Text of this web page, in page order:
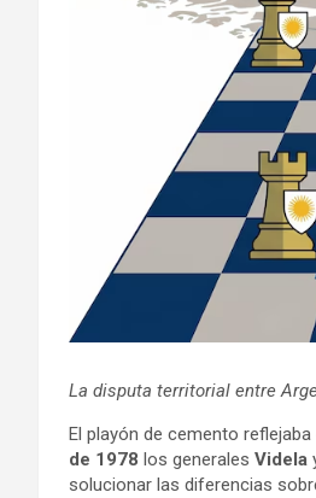
La disputa territorial entre
El playón de cemento
de 1978 los generales Videla
solucionar las diferencias